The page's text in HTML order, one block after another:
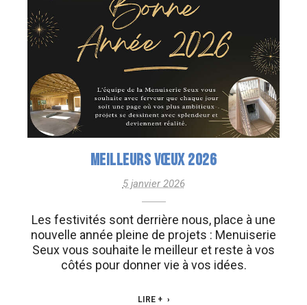
MEILLEURS VŒUX 2026
5 janvier 2026
Les festivités sont derrière nous, place à une
nouvelle année pleine de projets : Menuiserie
Seux vous souhaite le meilleur et reste à vos
côtés pour donner vie à vos idées.
LIRE +